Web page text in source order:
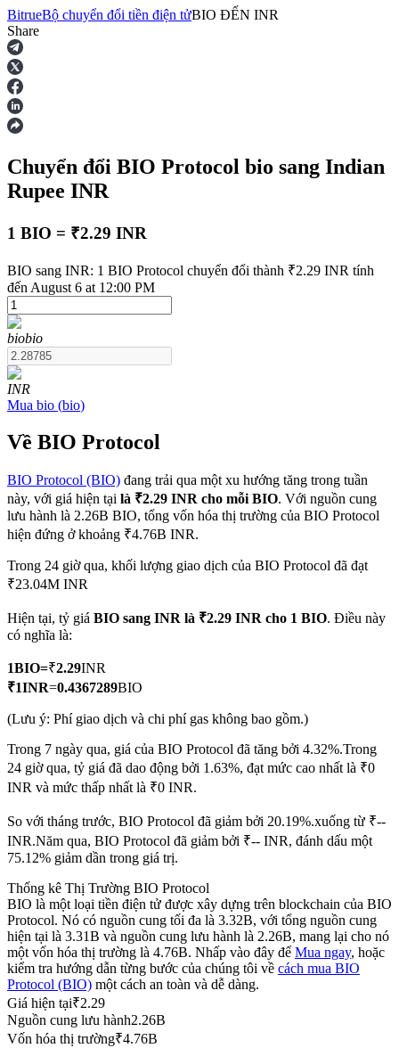
Hợp đồng tương lai
USDT Futures
Futures sử dụng USDT làm tài sản thế chấp
COIN-M Futures
Futures sử dụng token làm tài sản thế chấp
TradFi
USDC Futures vĩnh cửu
Futures sử dụng USDC làm tài sản thế chấp
Sao chép Giao dịch
Tham gia cùng các nhà giao dịch hàng đầu
BitrueBộ chuyển đổi tiền điện tửBIO ĐẾN INR
Share
Chuyển đổi BIO Protocol bio sang Indian
Rupee INR
1 BIO = ₹2.29 INR
BIO sang INR: 1 BIO Protocol chuyển đổi thành ₹2.29 INR tính
đến August 6 at 12:00 PM
biobio
INR
Mua bio (bio)
Về BIO Protocol
BIO Protocol (BIO) đang trải qua một xu hướng tăng trong tuần
này, với giá hiện tại là ₹2.29 INR cho mỗi BIO. Với nguồn cung
lưu hành là 2.26B BIO, tổng vốn hóa thị trường của BIO Protocol
hiện đứng ở khoảng ₹4.76B INR.
Trong 24 giờ qua, khối lượng giao dịch của BIO Protocol đã đạt
₹23.04M INR
Hiện tại, tỷ giá BIO sang INR là ₹2.29 INR cho 1 BIO. Điều này
có nghĩa là:
1BIO=₹2.29INR
₹1INR=0.4367289BIO
(Lưu ý: Phí giao dịch và chi phí gas không bao gồm.)
Trong 7 ngày qua, giá của BIO Protocol đã tăng bởi 4.32%.Trong
24 giờ qua, tỷ giá đã dao động bởi 1.63%, đạt mức cao nhất là ₹0
INR và mức thấp nhất là ₹0 INR.
So với tháng trước, BIO Protocol đã giảm bởi 20.19%.xuống từ ₹--
INR.Năm qua, BIO Protocol đã giảm bởi ₹-- INR, đánh dấu một
75.12% giảm dần trong giá trị.
Thống kê Thị Trường BIO Protocol
BIO là một loại tiền điện tử được xây dựng trên blockchain của BIO
Protocol. Nó có nguồn cung tối đa là 3.32B, với tổng nguồn cung
hiện tại là 3.31B và nguồn cung lưu hành là 2.26B, mang lại cho nó
một vốn hóa thị trường là 4.76B. Nhấp vào đây để Mua ngay, hoặc
kiểm tra hướng dẫn từng bước của chúng tôi về cách mua BIO
Protocol (BIO) một cách an toàn và dễ dàng.
Giá hiện tại₹2.29
Nguồn cung lưu hành2.26B
Vốn hóa thị trường₹4.76B